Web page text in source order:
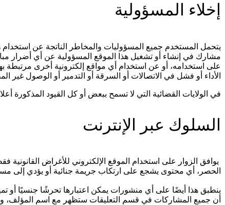
إخلاء المسؤولية
يتحمل المستخدم جميع المسؤوليات والمخاطر الناتجة عن
مشارك في إنشاء أو تشغيل هذا الموقع المسؤولية عن أي أضرار
على استخدامه، أو عن استخدام أي مواقع إلكترونية أخرى مرتبطة
الأداء أو فشل في الاتصالات أو السرقة أو التدمير أو الوصول غير
في الولايات القضائية التي لا تسمح ببعض أو كل القيود المذكورة
السلوك عبر الإنترنت
يوافق الزوار على استخدام الموقع الإلكتروني للأغراض
الحصر، أي محتوى يشجع على ارتكاب جريمة جنائية أو يؤدي إلى
ينطبق هذا أيضًا على أي منشورات يمكن اعتبارها تحرشًا جنسيًا أو
أن جميع المشاركات في قسم التعليقات ستظهر مع اسم المؤلف،